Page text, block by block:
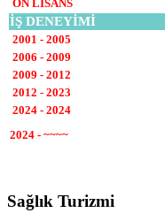
ÖN LİSANS
İŞ DENEYİMİ
2001 - 2005
2006 - 2009
2009 - 2012
2012 - 2023
2024 - 2024
2024 - ~~~~
Sağlık Turizmi